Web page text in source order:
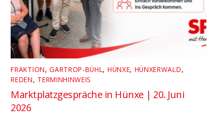
FRAKTION,GARTROP-BÜHL, HÜNXE, HÜNXERWALD,
REDEN, TERMINHINWEIS
Marktplatzgespräche in Hünxe | 20. Juni
2026